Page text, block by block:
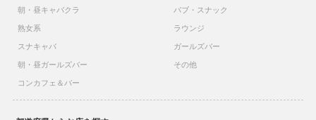
朝・昼キャバクラ
パブ・スナック
熟女系
ラウンジ
スナキャバ
ガールズバー
朝・昼ガールズバー
その他
コンカフェ＆バー